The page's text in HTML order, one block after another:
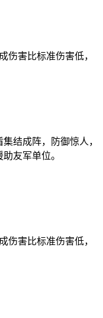
伤害比标准伤害低，
结成阵，防御惊人，
友军单位。
伤害比标准伤害低，